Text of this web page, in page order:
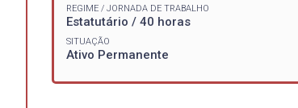
REGIME / JORNADA DE TRABALHO
Estatutário / 40 horas
SITUAÇÃO
Ativo Permanente